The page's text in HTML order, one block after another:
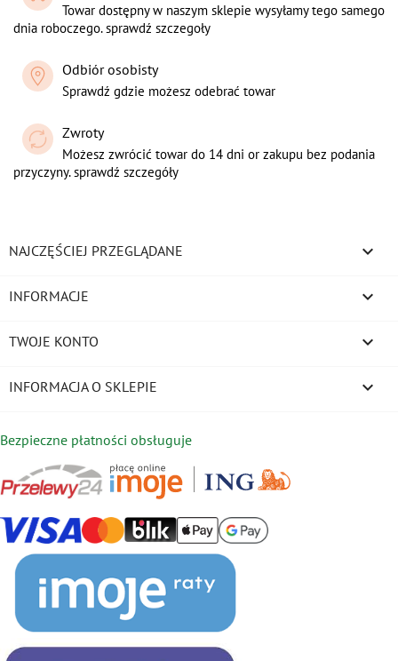
Towar dostępny w naszym sklepie wysyłamy tego samego
dnia roboczego. sprawdź szczegoły
Odbiór osobisty
Sprawdź gdzie możesz odebrać towar
Zwroty
Możesz zwrócić towar do 14 dni or zakupu bez podania
przyczyny. sprawdź szczegóły
NAJCZĘŚCIEJ PRZEGLĄDANE 
INFORMACJE 
TWOJE KONTO 
INFORMACJA O SKLEPIE keyboard_arrow_down
Bezpieczne płatności obsługuje